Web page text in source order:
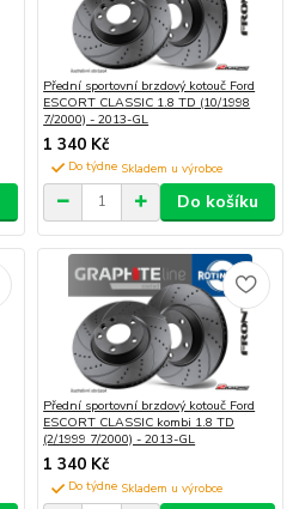
Přední sportovní brzdový kotouč Ford
ESCORT CLASSIC 1.8 TD (10/1998
7/2000) - 2013-GL
1 340 Kč
Do týdne
Do košíku
Přední sportovní brzdový kotouč Ford
ESCORT CLASSIC kombi 1.8 TD
(2/1999 7/2000) - 2013-GL
1 340 Kč
Do týdne